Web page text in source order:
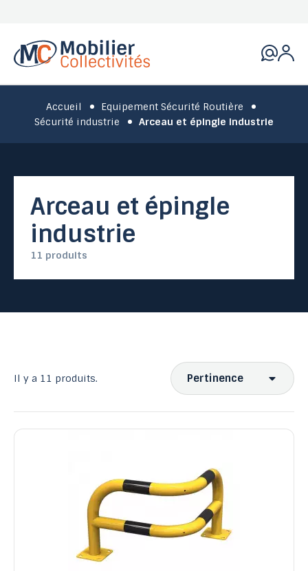
Accueil
Equipement Sécurité Routière
Sécurité industrie
Arceau et épingle industrie
Arceau et épingle
industrie
11 produits
Il y a 11 produits. Pertinence
Pertinence
Nom, Z à A
Prix, croissant
Prix, décroissant